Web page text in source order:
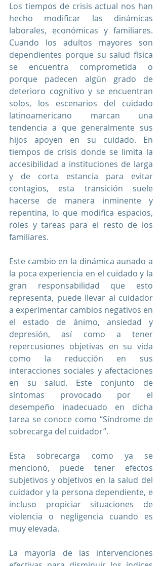
Los tiempos de crisis actual nos han
hecho modificar las dinámicas
laborales, económicas y familiares.
Cuando los adultos mayores son
dependientes porque su salud física
se encuentra comprometida o
porque padecen algún grado de
deterioro cognitivo y se encuentran
solos, los escenarios del cuidado
latinoamericano marcan una
tendencia a que generalmente sus
hijos apoyen en su cuidado. En
tiempos de crisis donde se limita la
accesibilidad a instituciones de larga
y de corta estancia para evitar
contagios, esta transición suele
hacerse de manera inminente y
repentina, lo que modifica espacios,
roles y tareas para el resto de los
familiares.
Este cambio en la dinámica aunado a
la poca experiencia en el cuidado y la
gran responsabilidad que esto
representa, puede llevar al cuidador
a experimentar cambios negativos en
el estado de ánimo, ansiedad y
depresión, así como a tener
repercusiones objetivas en su vida
como la reducción en sus
interacciones sociales y afectaciones
en su salud. Este conjunto de
síntomas provocado por el
desempeño inadecuado en dicha
tarea se conoce como “Síndrome de
sobrecarga del cuidador”.
Esta sobrecarga como ya se
mencionó, puede tener efectos
subjetivos y objetivos en la salud del
cuidador y la persona dependiente, e
incluso propiciar situaciones de
violencia o negligencia cuando es
muy elevada.
La mayoría de las intervenciones